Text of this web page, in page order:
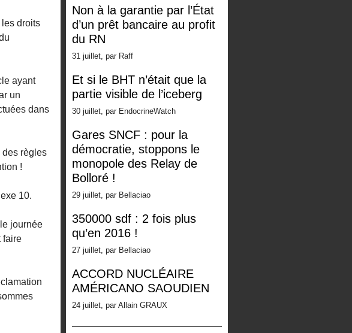
droits
ayant
un
dans
des règles
!
10.
journée
faire
Non à la garantie par l’État
d’un prêt bancaire au profit
du RN
31 juillet, par Raff
Et si le BHT n’était que la
partie visible de l’iceberg
30 juillet, par EndocrineWatch
Gares SNCF : pour la
démocratie, stoppons le
monopole des Relay de
Bolloré !
29 juillet, par Bellaciao
350000 sdf : 2 fois plus
qu’en 2016 !
27 juillet, par Bellaciao
ACCORD NUCLÉAIRE
AMÉRICANO SAOUDIEN
24 juillet, par Allain GRAUX